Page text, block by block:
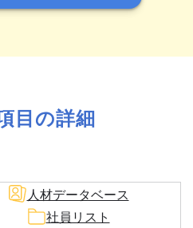
目の詳細
人材データベース
社員リスト